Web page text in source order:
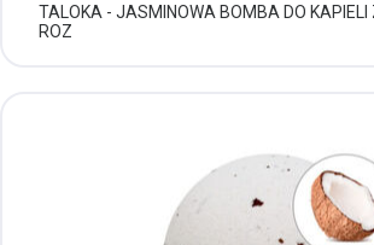
TALOKA - JASMINOWA BOMBA DO KAPIELI
ROZ